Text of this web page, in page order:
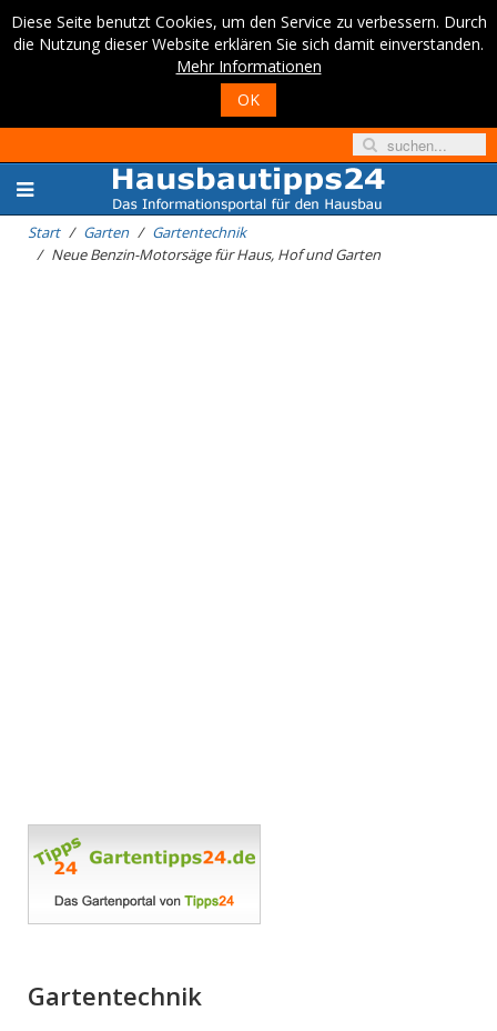
Diese Seite benutzt Cookies, um den Service zu verbessern. Durch
die Nutzung dieser Website erklären Sie sich damit einverstanden.
Mehr Informationen
OK
Start Garten
Gartentechnik
Neue Benzin-Motorsäge für Haus, Hof und Garten
Gartentechnik